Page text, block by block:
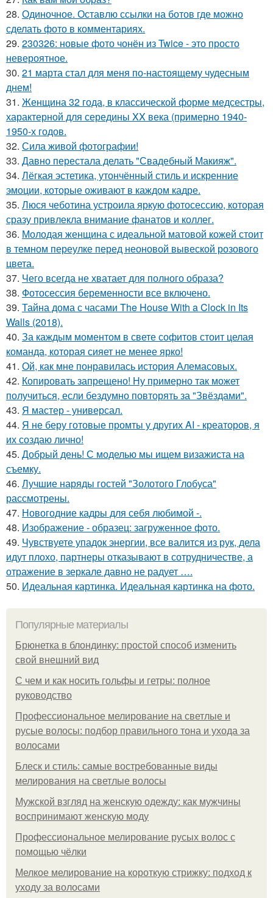
28. Одиночное. Оставлю ссылки на ботов где можно
сделать фото в комментариях.
29. 230326: новые фото чонён из Twice - это просто
невероятное.
30. 21 марта стал для меня по-настоящему чудесным
днем!
31. Женщина 32 года, в классической форме медсестры,
характерной для середины XX века (примерно 1940-
1950-х годов.
32. Сила живой фотографии!
33. Давно перестала делать "Свадебный Макияж".
34. Лёгкая эстетика, утончённый стиль и искренние
эмоции, которые оживают в каждом кадре.
35. Люся чеботина устроила яркую фотосессию, которая
сразу привлекла внимание фанатов и коллег.
36. Молодая женщина с идеальной матовой кожей стоит
в темном переулке перед неоновой вывеской розового
цвета.
37. Чего всегда не хватает для полного образа?
38. Фотосессия беременности все включено.
39. Тайна дома с часами The House With a Clock in Its
Walls (2018).
40. За каждым моментом в свете софитов стоит целая
команда, которая сияет не менее ярко!
41. Ой, как мне понравилась история Алемасовых.
42. Копировать запрещено! Ну примерно так может
получиться, если бездумно повторять за "Звёздами".
43. Я мастер - универсал.
44. Я не беру готовые промты у других AI - креаторов, я
их создаю лично!
45. Добрый день! С моделью мы ищем визажиста на
съемку.
46. Лучшие наряды гостей "Золотого Глобуса"
рассмотрены.
47. Новогодние кадры для себя любимой -.
48. Изображение - образец: загруженное фото.
49. Чувствуете упадок энергии, все валится из рук, дела
идут плохо, партнеры отказывают в сотрудничестве, а
отражение в зеркале давно не радует ….
50. Идеальная картинка. Идеальная картинка на фото.
Популярные материалы
Брюнетка в блондинку: простой способ изменить
свой внешний вид
С чем и как носить гольфы и гетры: полное
руководство
Профессиональное мелирование на светлые и
русые волосы: подбор правильного тона и ухода за
волосами
Блеск и стиль: самые востребованные виды
мелирования на светлые волосы
Мужской взгляд на женскую одежду: как мужчины
воспринимают женскую моду
Профессиональное мелирование русых волос с
помощью чёлки
Мелкое мелирование на короткую стрижку: подход к
уходу за волосами